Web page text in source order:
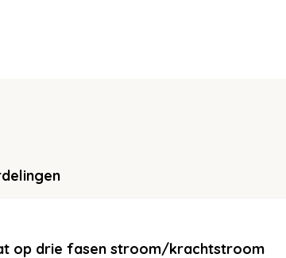
op drie fasen stroom/krachtstroom